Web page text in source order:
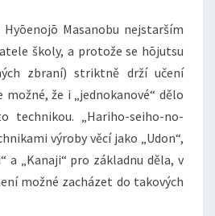
Masanobu nejstarším
školy, a protože se hōjutsu
zbraní) striktně drží učení
že i „jednokanové“ dělo
technikou. „Hariho-seiho-no-
výroby věcí jako „Udon“,
a „Kanaji“ pro základnu děla, v
možné zacházet do takových